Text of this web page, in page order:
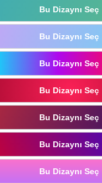
Bu Dizaynı Seç
Bu Dizaynı Seç
Bu Dizaynı Seç
Bu Dizaynı Seç
Bu Dizaynı Seç
Bu Dizaynı Seç
Bu Dizaynı Seç